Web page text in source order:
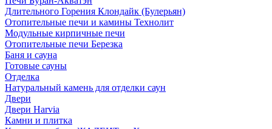
Длительного Горения Клондайк (Булерьян)
Отопительные печи и камины Технолит
Модульные кирпичные печи
Отопительные печи Березка
Баня и сауна
Готовые сауны
Отделка
Натуральный камень для отделки саун
Двери
Двери Harvia
Камни и плитка